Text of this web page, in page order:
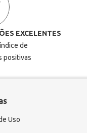
EXCELENTES
de
positivas
Uso